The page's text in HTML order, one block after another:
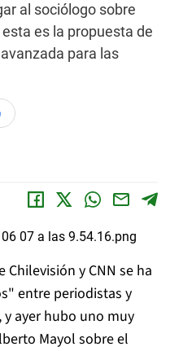
al sociólogo sobre
es la propuesta de
para las
Chilevisión y CNN se ha
entre periodistas y
ayer hubo uno muy
Mayol sobre el